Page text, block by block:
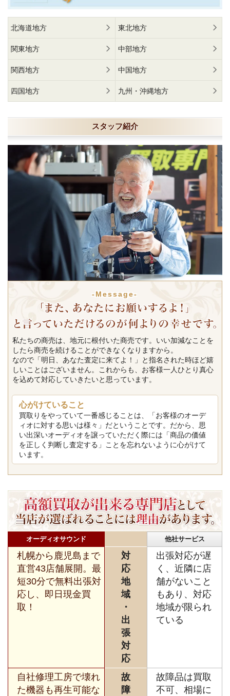
北海道地方 東北地方
関東地方 中部地方
関西地方 中国地方
四国地方 九州・沖縄地方
スタッフ紹介
-Message-
私たちの商売は、地元に根付いた商売です。いい加減なことを
したら商売を続けることができなくなりますから。
なので「明日、あなた査定に来てよ！」と指名された時ほど嬉
しいことはございません。これからも、お客様一人ひとり真心
を込めて対応していきたいと思っています。
心がけていること
買取りをやっていて一番感じることは、「お客様のオーデ
ィオに対する思いは様々」だということです。だから、思
い出深いオーディオを譲っていただく際には「商品の価値
を正しく判断し査定する」ことを忘れないように心がけて
います。
オーディオサウンド 他社サービス
札幌から鹿児島まで
直営43店舗展開。最
短30分で無料出張対
応し、即日現金買
取！
対
応
地
域
・
出
張
対
応
出張対応が遅
く、近隣に店
舗がないこと
もあり、対応
地域が限られ
ている
自社修理工房で壊れ
た機器も再生可能な
故
障
故障品は買取
不可、相場に